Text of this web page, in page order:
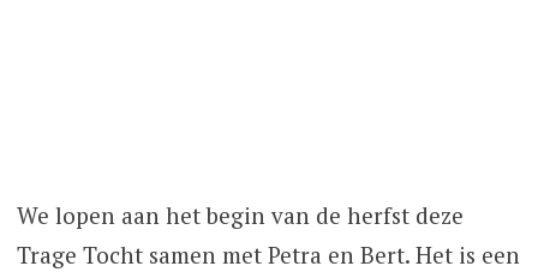
We lopen aan het begin van de herfst deze
Trage Tocht samen met Petra en Bert. Het is een